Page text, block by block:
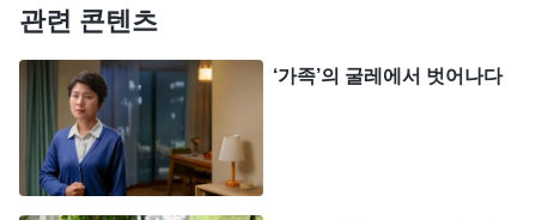
도 결국에는 ‘명예’와 ‘이익’으로 귀결된다. 어떤 위인
이나 유명인이든, 모든 사람이 평생 동안 좇는 것은
‘명예’와 ‘이익’ 두 가지뿐이다. 사람은 명예와 이익만
있으면 부귀영화를 누리고 인생을 즐길 수 있다고 생
각한다. 명예와 이익만 있으면 유흥과 육적인 향락을
관련 콘텐츠
‘가족’의 굴레에서 벗어나다